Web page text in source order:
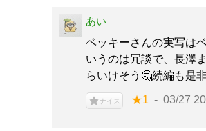
あい
ベッキーさんの実写は
いうのは冗談で、長澤
らいけそう🤔続編も是非
ナイス ★1 03/27